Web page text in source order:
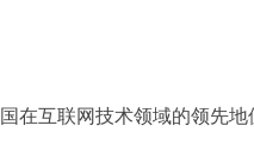
在互联网技术领域的领先地